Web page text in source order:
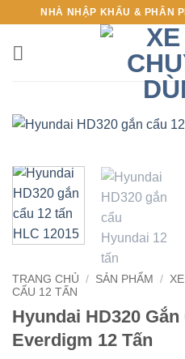
nội
NHÀ NHẬP KHẨU & PHÂN
TRANG CHỦ / SẢN PHẨM /
CẨU 12 TẤN
Hyundai HD320
Everdigm 12 Tấn